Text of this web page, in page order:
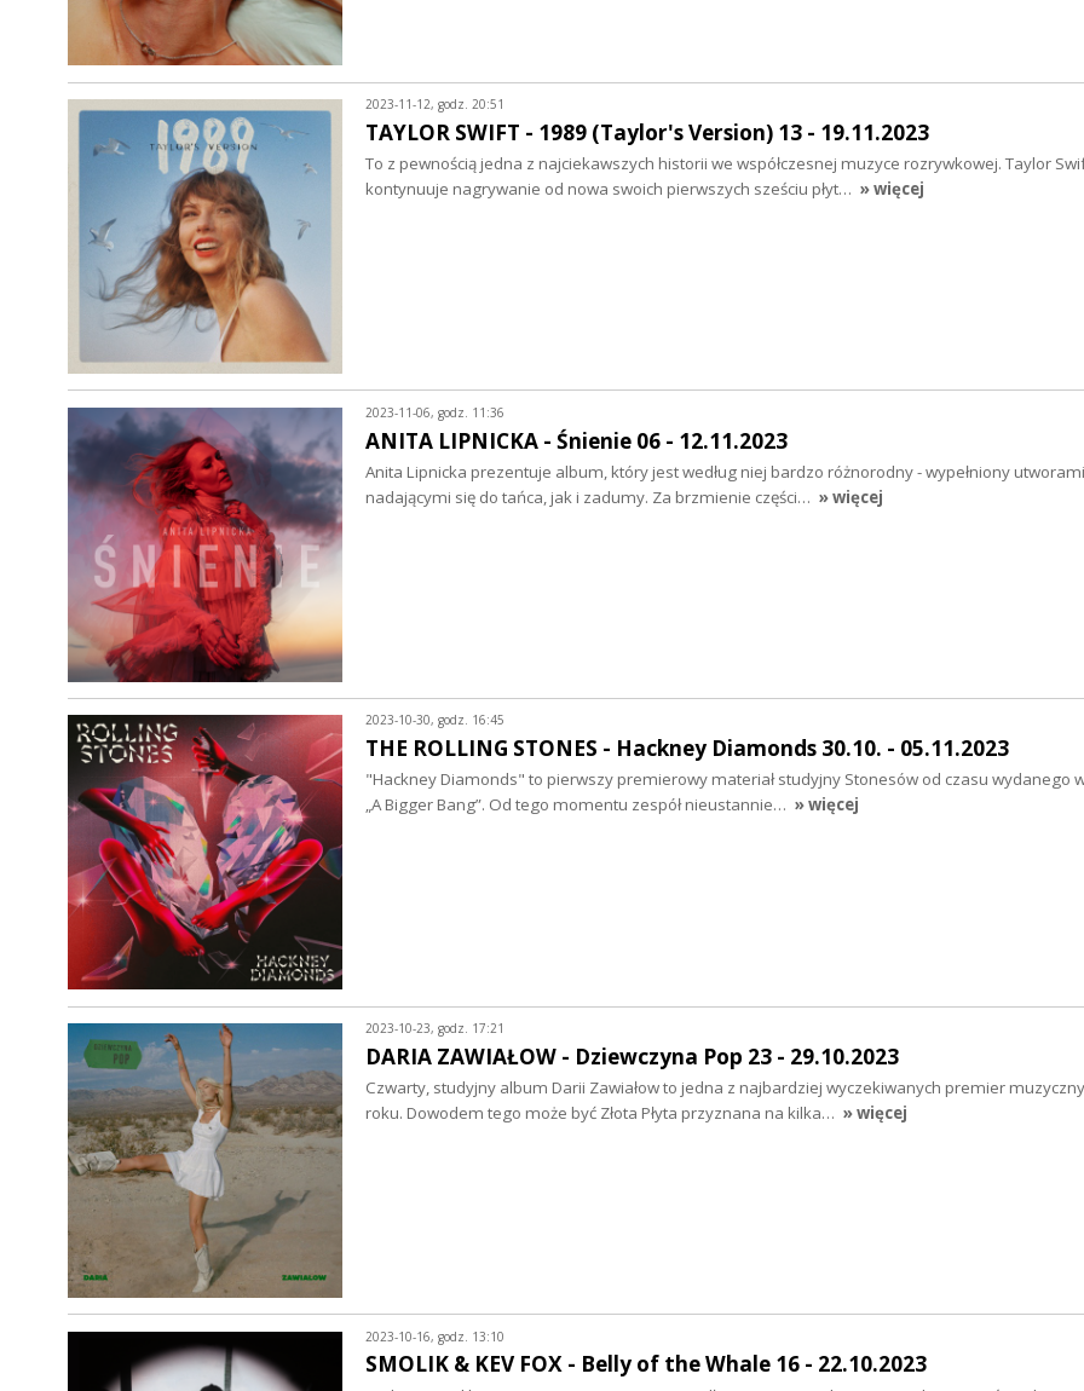
2023-11-12, godz. 20:51
TAYLOR SWIFT - 1989 (Taylor's Version) 13 - 19.11.2023
To z pewnością jedna z najciekawszych historii we współczesnej muzyce rozrywkowej. Taylor
kontynuuje nagrywanie od nowa swoich pierwszych sześciu płyt… » więcej
2023-11-06, godz. 11:36
ANITA LIPNICKA - Śnienie 06 - 12.11.2023
Anita Lipnicka prezentuje album, który jest według niej bardzo różnorodny - wypełniony utworami
nadającymi się do tańca, jak i zadumy. Za brzmienie części… » więcej
2023-10-30, godz. 16:45
THE ROLLING STONES - Hackney Diamonds 30.10. - 05.11.2023
"Hackney Diamonds" to pierwszy premierowy materiał studyjny Stonesów od czasu wydanego
„A Bigger Bang”. Od tego momentu zespół nieustannie… » więcej
2023-10-23, godz. 17:21
DARIA ZAWIAŁOW - Dziewczyna Pop 23 - 29.10.2023
Czwarty, studyjny album Darii Zawiałow to jedna z najbardziej wyczekiwanych premier
roku. Dowodem tego może być Złota Płyta przyznana na kilka… » więcej
2023-10-16, godz. 13:10
SMOLIK & KEV FOX - Belly of the Whale 16 - 22.10.2023